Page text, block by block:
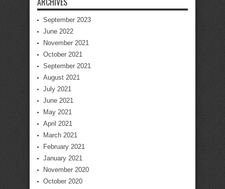
September 2023
June 2022
November 2021
October 2021
September 2021
August 2021
July 2021
June 2021
May 2021
April 2021
March 2021
February 2021
January 2021
November 2020
October 2020